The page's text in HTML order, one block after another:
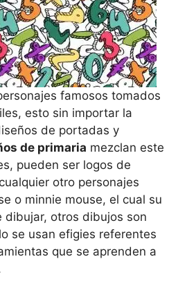
famosos tomados
esto sin importar la
de portadas y
de primaria mezclan este
pueden ser logos de
otro personajes
o minnie mouse, el cual su
dibujar, otros dibujos son
se usan efigies referentes
que se aprenden a